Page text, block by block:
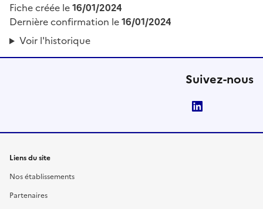
Fiche créée le16/01/2024
Dernière confirmation le16/01/2024
Voir l'historique
Suivez-nous
Liens du site
Nos établissements
Partenaires